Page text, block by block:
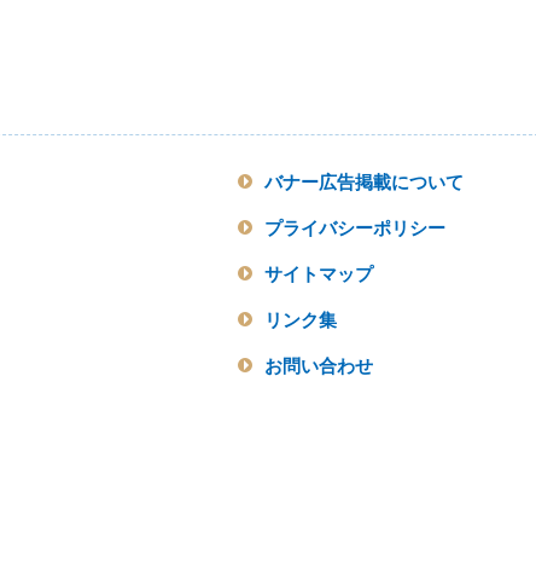
バナー広告掲載について
プライバシーポリシー
サイトマップ
リンク集
お問い合わせ